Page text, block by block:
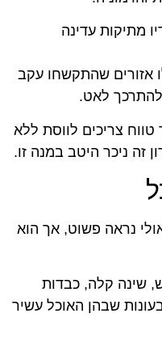
מתיקות עדינה
אזורים שהתקשחו עקב
לאט.
צריכים לווסת ללא
זה ניכר היטב במנה זו.
נראה פשוט, אך הוא
שינה קלה, כבדות
שבהן האוכל עשיר